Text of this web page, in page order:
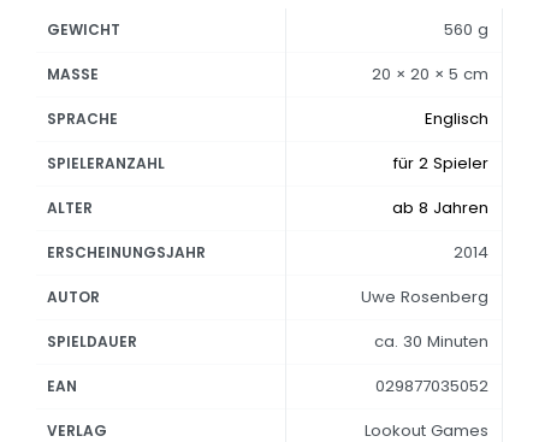
GEWICHT 560 g
MASSE 20 × 20 × 5 cm
SPRACHE Englisch
SPIELERANZAHL für 2 Spieler
ALTER ab 8 Jahren
ERSCHEINUNGSJAHR 2014
AUTOR Uwe Rosenberg
SPIELDAUER ca. 30 Minuten
EAN 029877035052
VERLAG Lookout Games